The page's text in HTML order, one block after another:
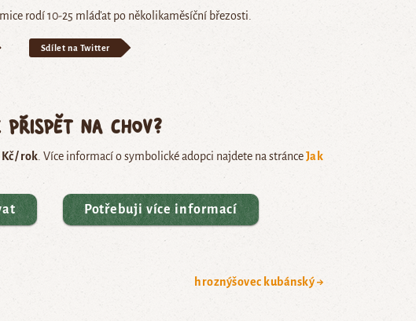
rodí 10-25 mláďat po několikaměsíční březosti.
Sdílet na Twitter
přispět na chov?
/ rok . Více informací o symbolické adopci najdete na stránceJak
Potřebuji více informací
hroznýšovec kubánský →